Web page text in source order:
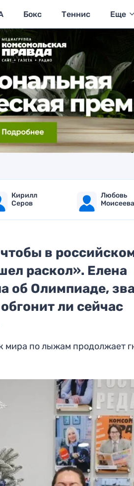
Бокс Теннис Еще
Кирилл
Серов
Любовь
Моисеева
в
раскол». Елена
об Олимпиаде,
ли сейчас
мира по лыжам продолжает